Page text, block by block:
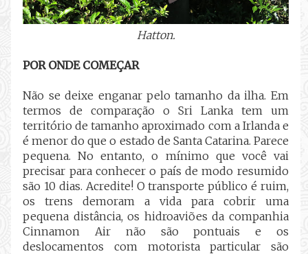
Hatton.
POR ONDE COMEÇAR
Não se deixe enganar pelo tamanho da ilha. Em
termos de comparação o Sri Lanka tem um
território de tamanho aproximado com a Irlanda e
é menor do que o estado de Santa Catarina. Parece
pequena. No entanto, o mínimo que você vai
precisar para conhecer o país de modo resumido
são 10 dias. Acredite! O transporte público é ruim,
os trens demoram a vida para cobrir uma
pequena distância, os hidroaviões da companhia
Cinnamon Air não são pontuais e os
deslocamentos com motorista particular são